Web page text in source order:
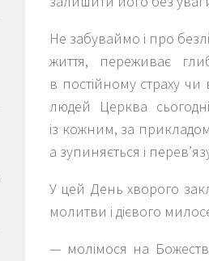
Не забуваймо і про
життя, переживає
в постійному страху
людей Церква
із кожним, за
а зупиняється і
У цей День хворого
молитви і дієвого
— молімося на